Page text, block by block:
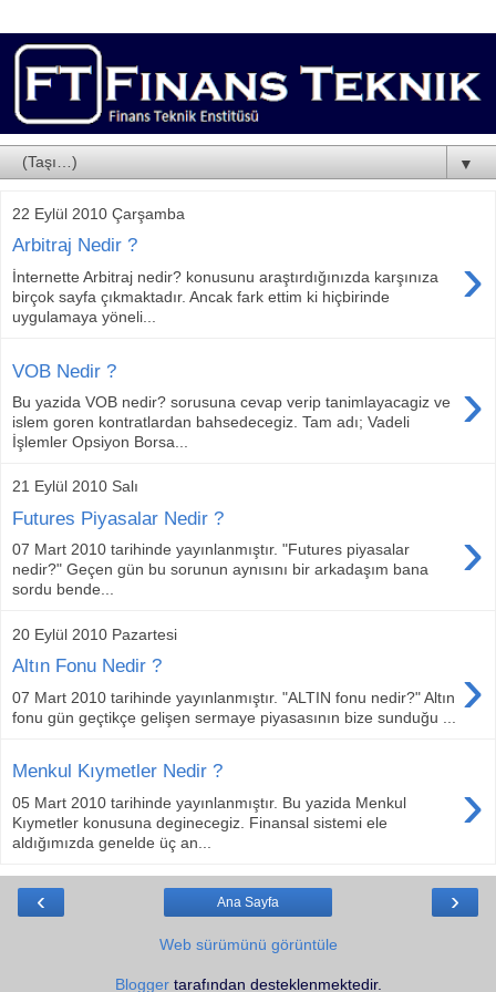
▼
22 Eylül 2010 Çarşamba
Arbitraj Nedir ? ›
İnternette Arbitraj nedir? konusunu araştırdığınızda karşınıza
birçok sayfa çıkmaktadır. Ancak fark ettim ki hiçbirinde
uygulamaya yöneli...
VOB Nedir ? ›
Bu yazida VOB nedir? sorusuna cevap verip tanimlayacagiz ve
islem goren kontratlardan bahsedecegiz. Tam adı; Vadeli
İşlemler Opsiyon Borsa...
21 Eylül 2010 Salı
Futures Piyasalar Nedir ? ›
07 Mart 2010 tarihinde yayınlanmıştır. "Futures piyasalar
nedir?" Geçen gün bu sorunun aynısını bir arkadaşım bana
sordu bende...
20 Eylül 2010 Pazartesi
Altın Fonu Nedir ? ›
07 Mart 2010 tarihinde yayınlanmıştır. "ALTIN fonu nedir?" Altın
fonu gün geçtikçe gelişen sermaye piyasasının bize sunduğu ...
Menkul Kıymetler Nedir ? ›
05 Mart 2010 tarihinde yayınlanmıştır. Bu yazida Menkul
Kıymetler konusuna deginecegiz. Finansal sistemi ele
aldığımızda genelde üç an...
‹ ›
Ana Sayfa
Web sürümünü görüntüle
Bloggertarafından desteklenmektedir.